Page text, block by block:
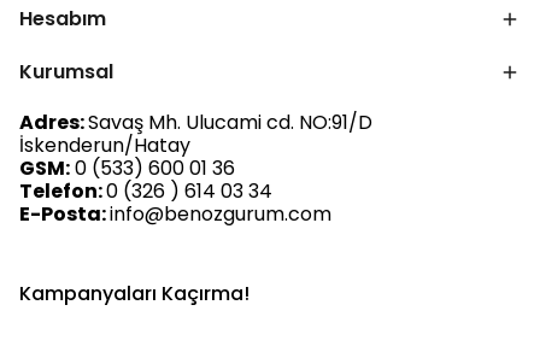
Hesabım
Kurumsal
Adres:Savaş Mh. Ulucami cd. NO:91/D
İskenderun/Hatay
GSM:0 (533) 600 01 36
Telefon:0 (326 ) 614 03 34
E-Posta:info@benozgurum.com
Kampanyaları Kaçırma!